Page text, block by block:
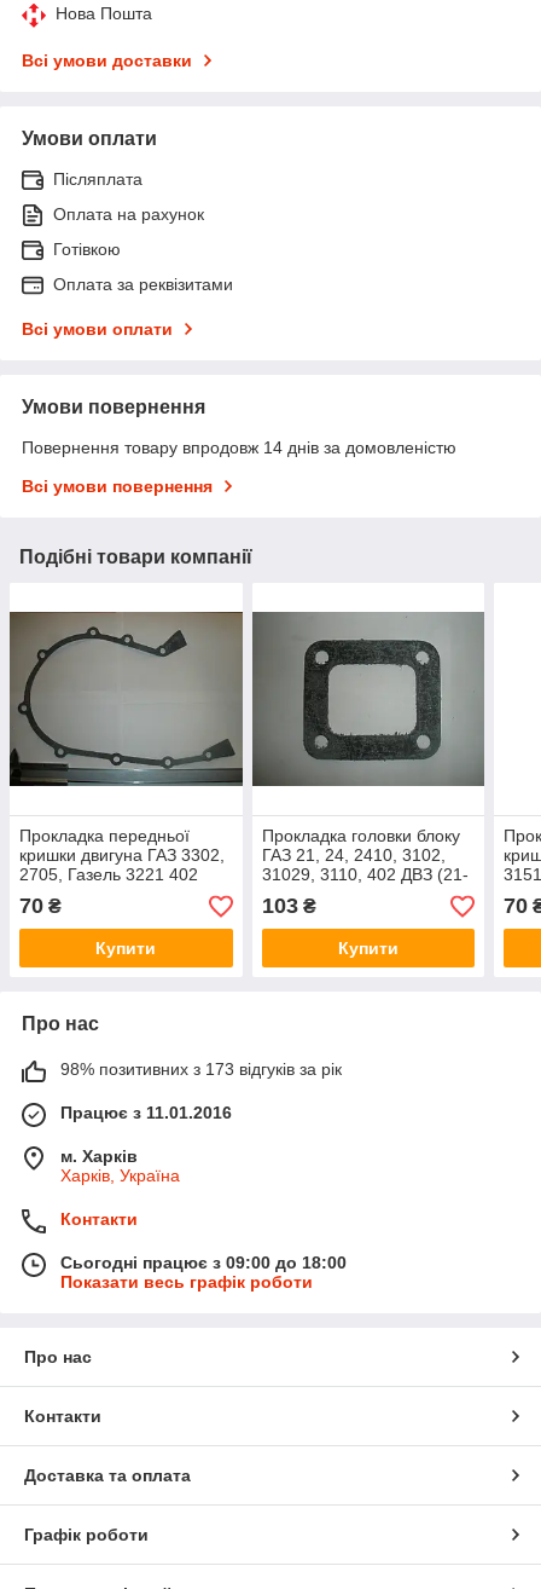
Нова Пошта
Всі умови доставки
Умови оплати
Післяплата
Оплата на рахунок
Готівкою
Оплата за реквізитами
Всі умови оплати
Умови повернення
Повернення товару впродовж 14 днів за домовленістю
Всі умови повернення
Подібні товари компанії
Прокладка передньої
кришки двигуна ГАЗ 3302,
2705, Газель 3221 402
ДВС (24-1002064 пр-во
Оригінал)
70 ₴
Купити
Прокладка головки блоку
ГАЗ 21, 24, 2410, 3102,
31029, 3110, 402 ДВЗ (21-
1003084, пр-во Оригінал)
103₴
Купити
70
Про нас
98% позитивних з 173 відгуків за рік
Працює з 11.01.2016
м. Харків
Харків, Україна
Контакти
Сьогодні працює з 09:00 до 18:00
Показати весь графік роботи
Про нас
Контакти
Доставка та оплата
Графік роботи